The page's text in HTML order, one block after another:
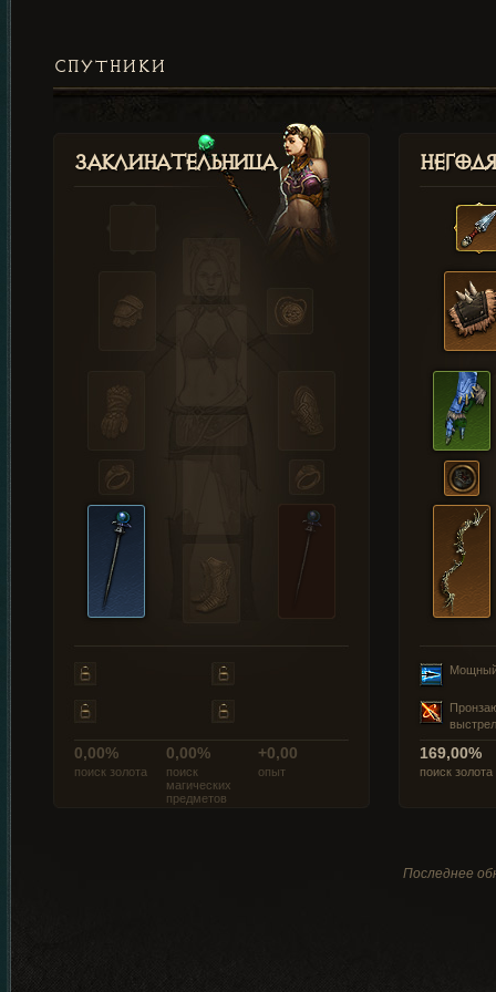
СПУТНИКИ
Заклинательница
0,00%
поиск золота
0,00%
поиск
магических
предметов
+0,00
опыт
выстрел
169,00%
поиск золота
Последнее